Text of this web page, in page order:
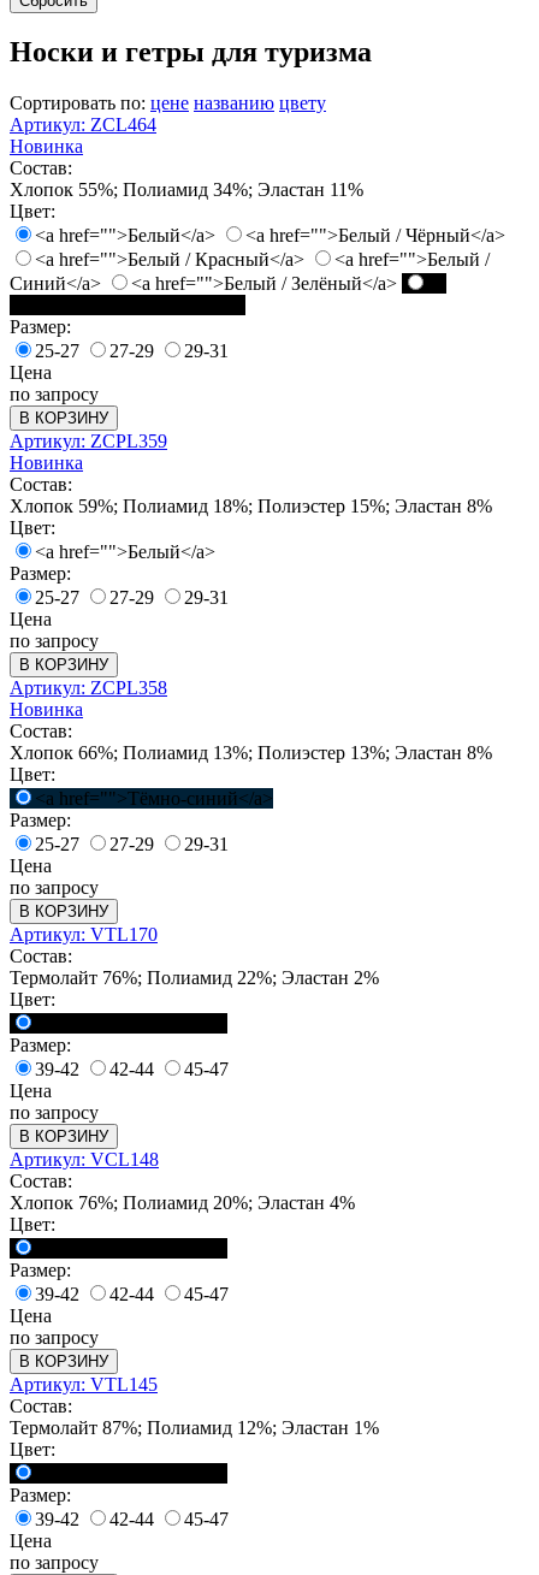
Носки и гетры для туризма
Сортировать по: цене названию цвету
Артикул: ZCL464
Новинка
Состав:
Хлопок 55%; Полиамид 34%; Эластан 11%
Цвет:
<a href="">Белый</a>
<a href="">Белый / Чёрный</a>
<a href="">Белый / Красный</a>
<a href="">Белый /
Синий</a>
<a href="">Белый / Зелёный</a>
Размер:
25-27
27-29
29-31
Цена
по запросу
В КОРЗИНУ
Артикул: ZCPL359
Новинка
Состав:
Хлопок 59%; Полиамид 18%; Полиэстер 15%; Эластан 8%
Цвет:
<a href="">Белый</a>
Размер:
25-27
27-29
29-31
Цена
по запросу
В КОРЗИНУ
Артикул: ZCPL358
Новинка
Состав:
Хлопок 66%; Полиамид 13%; Полиэстер 13%; Эластан 8%
Цвет:
<a href="">Тёмно-синий</a>
Размер:
25-27
27-29
29-31
Цена
по запросу
В КОРЗИНУ
Артикул: VTL170
Состав:
Термолайт 76%; Полиамид 22%; Эластан 2%
Цвет:
Размер:
39-42
42-44
45-47
Цена
по запросу
В КОРЗИНУ
Артикул: VCL148
Состав:
Хлопок 76%; Полиамид 20%; Эластан 4%
Цвет:
Размер:
39-42
42-44
45-47
Цена
по запросу
В КОРЗИНУ
Артикул: VTL145
Состав:
Термолайт 87%; Полиамид 12%; Эластан 1%
Цвет:
Размер:
39-42
42-44
45-47
Цена
по запросу